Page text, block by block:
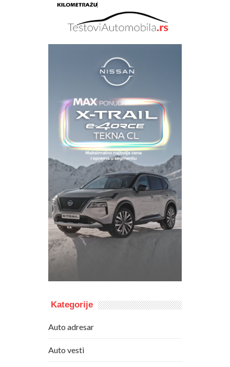
Kategorije
Auto adresar
Auto vesti